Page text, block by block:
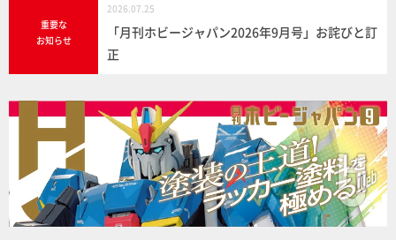
重要な
お知らせ
2026.07.25
「月刊ホビージャパン2026年9月号」お詫びと訂
正